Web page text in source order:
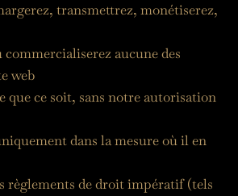
transmettrez, monétiserez,
aucune des
web
que ce soit, sans notre autorisation
dans la mesure où il en
règlements de droit impératif (tels